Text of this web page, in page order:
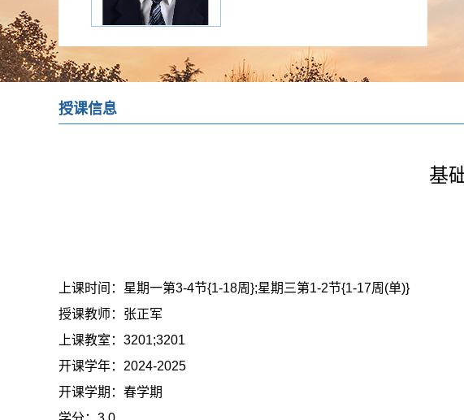
授课信息
基
上课时间： 星期一第3-4节{1-18周};星期三第1-2节{1-17周(单)}
授课教师： 张正军
上课教室： 3201;3201
开课学年： 2024-2025
开课学期： 春学期